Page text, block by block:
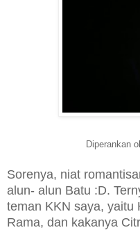
Diperankan
Sorenya, niat
alun- alun Batu :D.
teman KKN saya, yaitu
Rama, dan kakanya